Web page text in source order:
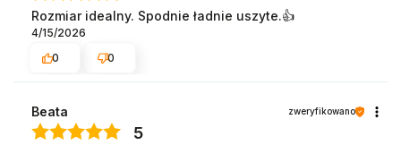
Rozmiar idealny. Spodnie ładnie uszyte.👍️
4/15/2026
0
0
Beata zweryfikowano
5